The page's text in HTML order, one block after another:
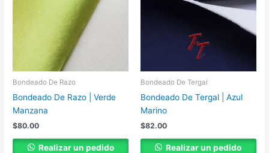
Bondeado De Razo
Bondeado De Razo | Verde
Manzana
$80.00
Realizar un pedido
Bondeado De Tergal
Bondeado De Tergal | Azul
Marino
$82.00
Realizar un pedido